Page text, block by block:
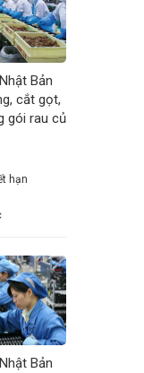
Bản
cắt gọt,
gói rau củ
hạn
Bản